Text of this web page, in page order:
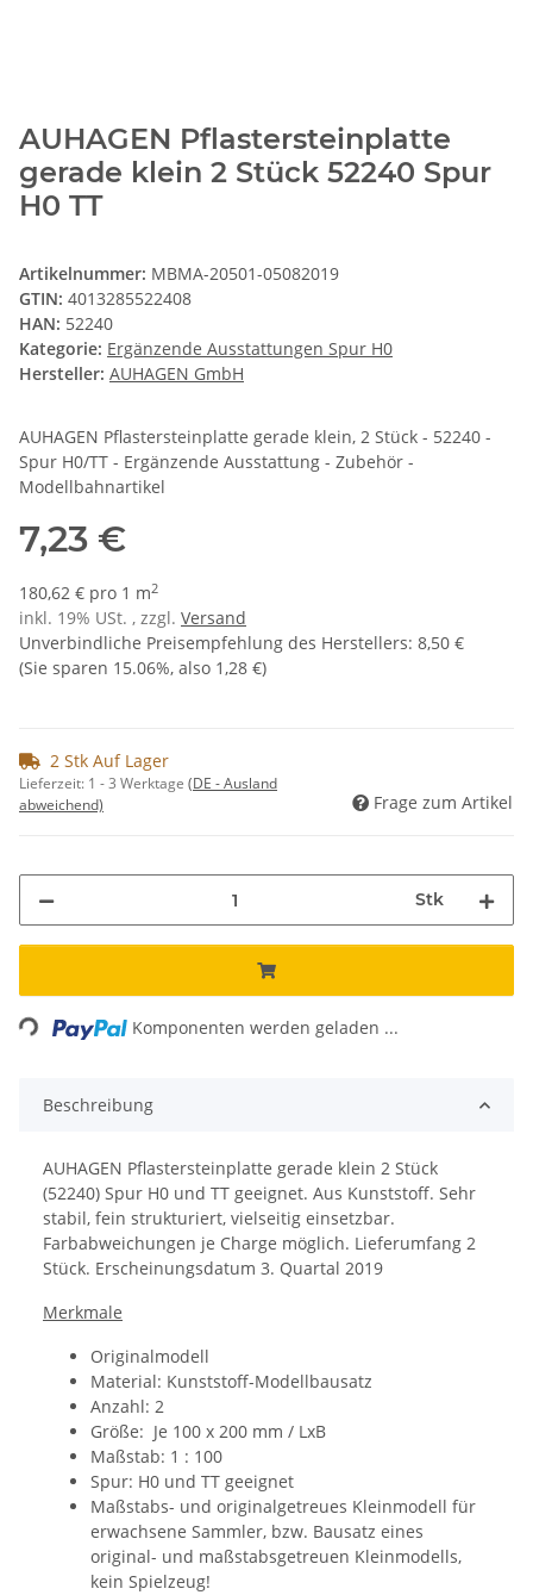
AUHAGEN Pflastersteinplatte
gerade klein 2 Stück 52240 Spur
H0 TT
Artikelnummer: MBMA-20501-05082019
GTIN: 4013285522408
HAN: 52240
Kategorie: Ergänzende Ausstattungen Spur H0
Hersteller: AUHAGEN GmbH
AUHAGEN Pflastersteinplatte gerade klein, 2 Stück - 52240 -
Spur H0/TT - Ergänzende Ausstattung - Zubehör -
Modellbahnartikel
7,23 €
180,62 € pro 1 m2
inkl. 19% USt. , zzgl. Versand
Unverbindliche Preisempfehlung des Herstellers: 8,50 €
(Sie sparen 15.06%, also 1,28 €)
2 Stk Auf Lager
Lieferzeit: 1 - 3 Werktage (DE - Ausland
abweichend)
Frage zum Artikel
Stk
Loading... Komponenten werden geladen ...
Beschreibung
AUHAGEN Pflastersteinplatte gerade klein 2 Stück
(52240) Spur H0 und TT geeignet. Aus Kunststoff. Sehr
stabil, fein strukturiert, vielseitig einsetzbar.
Farbabweichungen je Charge möglich. Lieferumfang 2
Stück. Erscheinungsdatum 3. Quartal 2019
Merkmale
Originalmodell
Material: Kunststoff-Modellbausatz
Anzahl: 2
Größe: Je 100 x 200 mm / LxB
Maßstab: 1 : 100
Spur: H0 und TT geeignet
Maßstabs- und originalgetreues Kleinmodell für
erwachsene Sammler, bzw. Bausatz eines
original- und maßstabsgetreuen Kleinmodells,
kein Spielzeug!